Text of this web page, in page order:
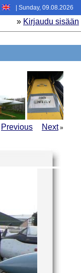
| Sunday, 09.08.2026
» Kirjaudu sisään
Previous Next»